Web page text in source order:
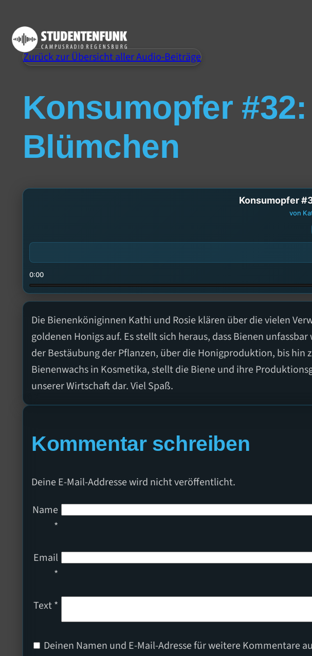
Zurück zur Übersicht aller Audio-Beiträge
Konsumopfer
Blümchen
Konsumopfer
von
0:00
Die Bienenköniginnen Kathi und Rosie klären über die vielen
goldenen Honigs auf. Es stellt sich heraus, dass Bienen
der Bestäubung der Pflanzen, über die Honigproduktion, bis hin
Bienenwachs in Kosmetika, stellt die Biene und ihre
unserer Wirtschaft dar. Viel Spaß.
Kommentar schreiben
Deine E-Mail-Addresse wird nicht veröffentlicht.
Name
*
Email
*
Text*
Deinen Namen und E-Mail-Adresse für weitere Kommentare